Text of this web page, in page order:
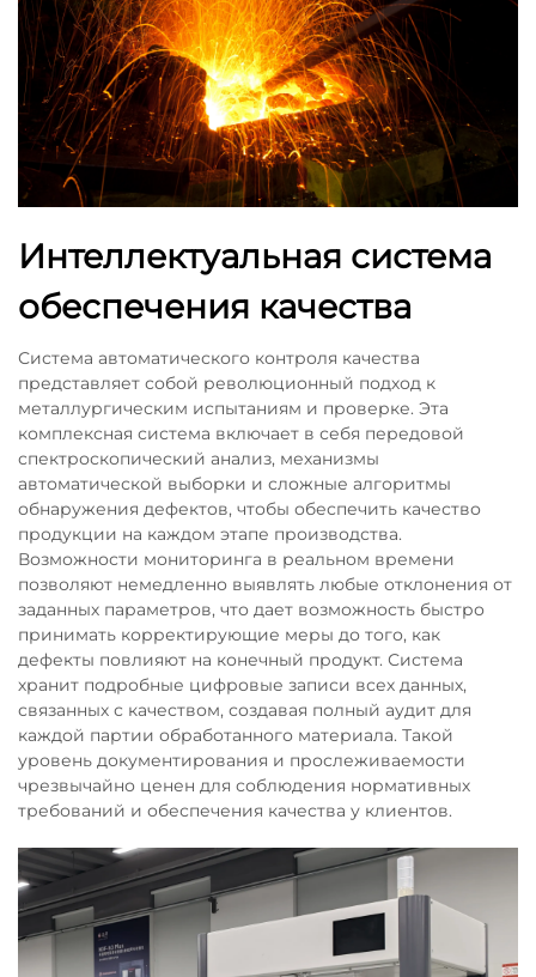
Интеллектуальная система
обеспечения качества
Система автоматического контроля качества
представляет собой революционный подход к
металлургическим испытаниям и проверке. Эта
комплексная система включает в себя передовой
спектроскопический анализ, механизмы
автоматической выборки и сложные алгоритмы
обнаружения дефектов, чтобы обеспечить качество
продукции на каждом этапе производства.
Возможности мониторинга в реальном времени
позволяют немедленно выявлять любые отклонения от
заданных параметров, что дает возможность быстро
принимать корректирующие меры до того, как
дефекты повлияют на конечный продукт. Система
хранит подробные цифровые записи всех данных,
связанных с качеством, создавая полный аудит для
каждой партии обработанного материала. Такой
уровень документирования и прослеживаемости
чрезвычайно ценен для соблюдения нормативных
требований и обеспечения качества у клиентов.